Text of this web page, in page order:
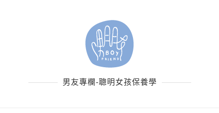
男友專欄-聰明女孩保養學